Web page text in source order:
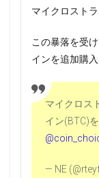
マイクロスト
この暴落を受
インを追加購
マイクロス
イン(BTC)
— NE